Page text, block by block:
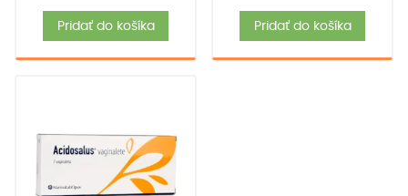
Pridať do košíka Pridať do košíka